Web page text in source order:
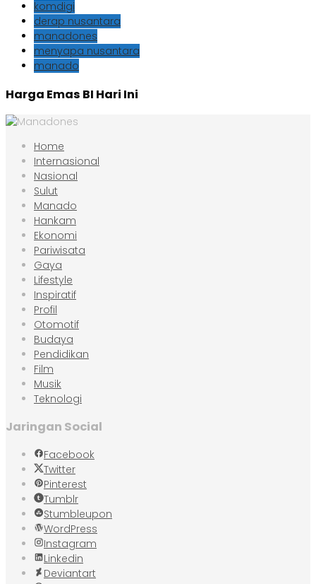
komdigi
derap nusantara
manadones
menyapa nusantara
manado
Harga Emas BI Hari Ini
Home
Internasional
Nasional
Sulut
Manado
Hankam
Ekonomi
Pariwisata
Gaya
Lifestyle
Inspiratif
Profil
Otomotif
Budaya
Pendidikan
Film
Musik
Teknologi
Jaringan Social
Facebook
Twitter
Pinterest
Tumblr
Stumbleupon
WordPress
Instagram
Linkedin
Deviantart